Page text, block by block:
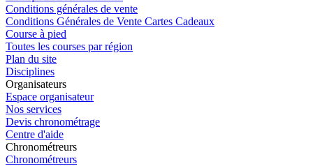
Conditions générales de vente
Conditions Générales de Vente Cartes Cadeaux
Course à pied
Toutes les courses par région
Plan du site
Disciplines
Organisateurs
Espace organisateur
Nos services
Devis chronométrage
Centre d'aide
Chronométreurs
Chronométreurs